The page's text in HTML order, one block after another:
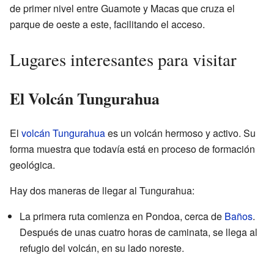
de primer nivel entre Guamote y Macas que cruza el
parque de oeste a este, facilitando el acceso.
Lugares interesantes para visitar
El Volcán Tungurahua
El volcán Tungurahuaes un volcán hermoso y activo. Su
forma muestra que todavía está en proceso de formación
geológica.
Hay dos maneras de llegar al Tungurahua:
La primera ruta comienza en Pondoa, cerca de Baños.
Después de unas cuatro horas de caminata, se llega al
refugio del volcán, en su lado noreste.